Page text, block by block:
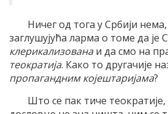
Ничег од тога у Србији
заглушујућа ларма о томе да је
клерикализованаи да смо на
теократија. Како то другачије
пропагандним којештаријама?
Што се пак тиче теократије,